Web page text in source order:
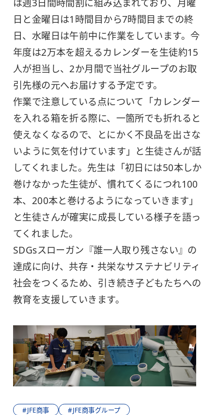
は週3日間時間割に組み込まれており、月曜
日と金曜日は1時間目から7時間目までの終
日、水曜日は午前中に作業をしています。今
年度は2万本を超えるカレンダーを生徒約15
人が担当し、2か月間で当社グループのお取
引先様の元へお届けする予定です。
作業で注意している点について「カレンダー
を入れる箱を折る際に、一箇所でも折れると
使えなくなるので、とにかく不良品を出さな
いように気を付けています」と生徒さんが話
してくれました。先生は「初日には50本しか
巻けなかった生徒が、慣れてくるにつれ100
本、200本と巻けるようになっていきます」
と生徒さんが確実に成長している様子を語っ
てくれました。
SDGsスローガン『誰一人取り残さない』の
達成に向け、共存・共栄なサステナビリティ
社会をつくるため、引き続き子どもたちへの
教育を支援していきます。
#JFE商事
#JFE商事グループ